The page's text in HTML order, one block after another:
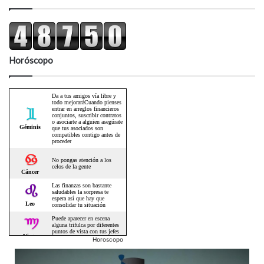
Horóscopo
Horoscopo